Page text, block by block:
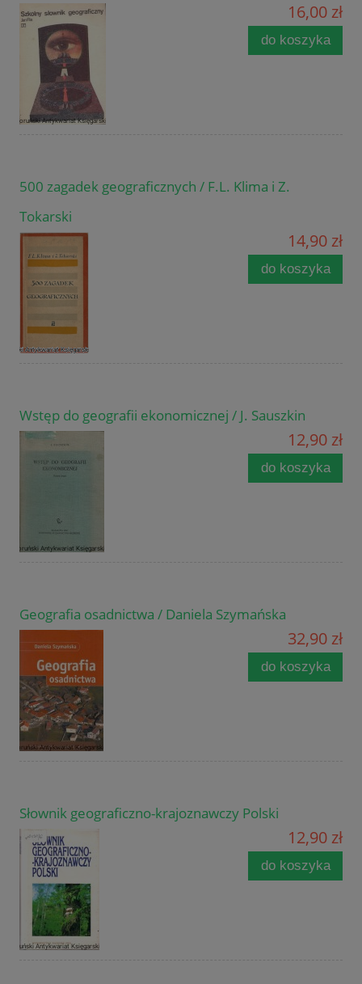
16,00 zł
do koszyka
500 zagadek geograficznych / F.L. Klima i Z.
Tokarski
14,90 zł
do koszyka
Wstęp do geografii ekonomicznej / J. Sauszkin
12,90 zł
do koszyka
Geografia osadnictwa / Daniela Szymańska
32,90 zł
do koszyka
Słownik geograficzno-krajoznawczy Polski
12,90 zł
do koszyka